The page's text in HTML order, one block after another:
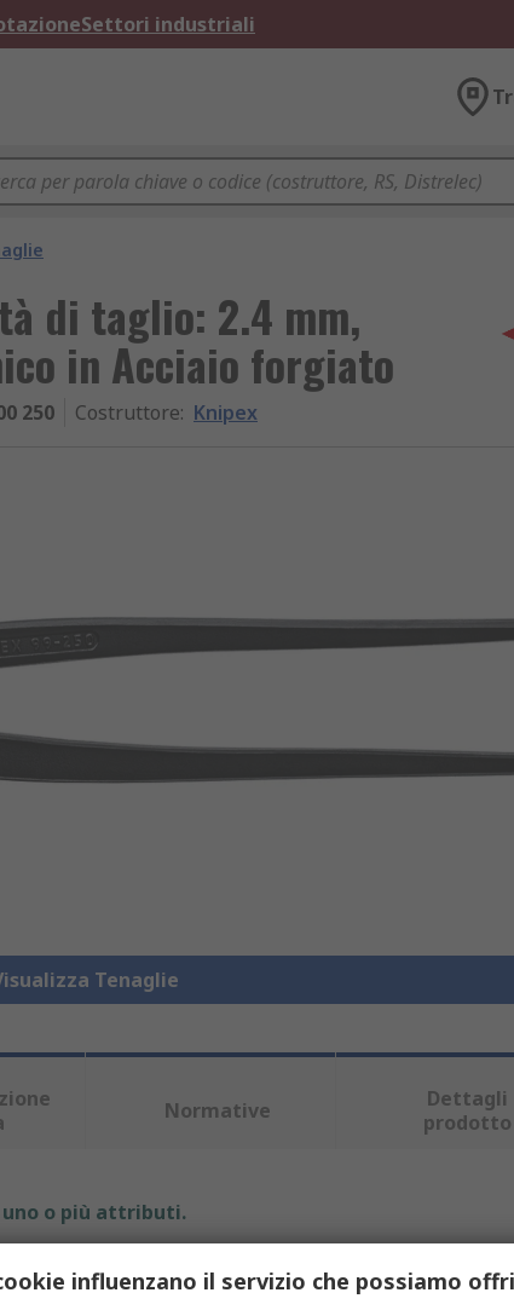
Settori industriali
di taglio: 2.4 mm,
in Acciaio forgiato
250 Costruttore: Knipex
Tenaglie
Normative
Dettagli
prodotto
o più attributi.
Valore
influenzano il servizio che possiamo